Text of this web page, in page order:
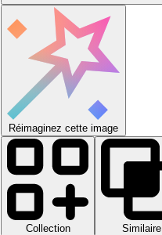
Réimaginez cette image
Collection
Similaire